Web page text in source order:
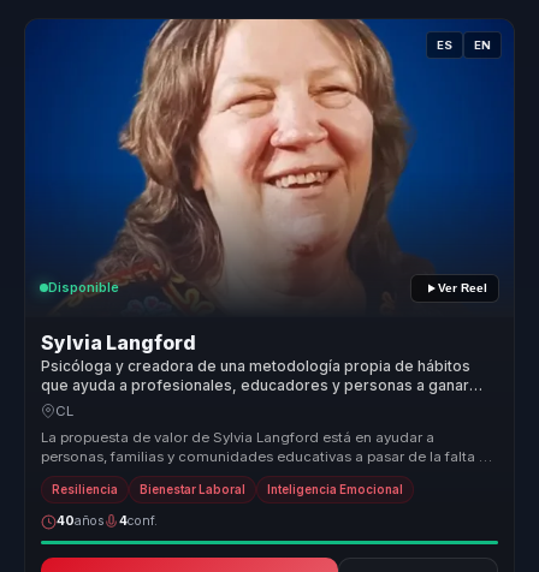
ES EN
Disponible Ver Reel
Sylvia Langford
Psicóloga y creadora de una metodología propia de hábitos
que ayuda a profesionales, educadores y personas a ganar
autodisciplina, bienestar y autonomía.
CL
La propuesta de valor de Sylvia Langford está en ayudar a
personas, familias y comunidades educativas a pasar de la falta de
hábitos y la...
Resiliencia Bienestar Laboral Inteligencia Emocional
40años 4conf.